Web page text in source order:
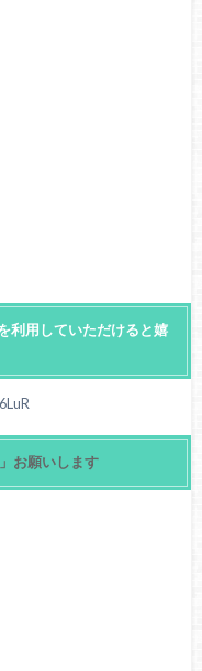
利用していただけると嬉
お願いします